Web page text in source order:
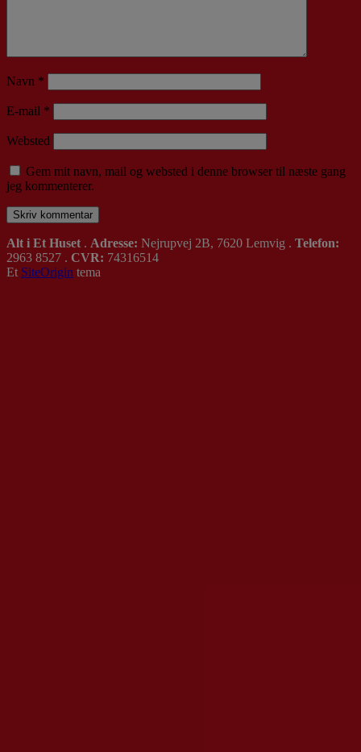
Navn *
E-mail *
Websted
Gem mit navn, mail og websted i denne browser til næste gang
jeg kommenterer.
Alt i Et Huset . Adresse: Nejrupvej 2B, 7620 Lemvig . Telefon:
2963 8527 . CVR: 74316514
Et SiteOrigin tema